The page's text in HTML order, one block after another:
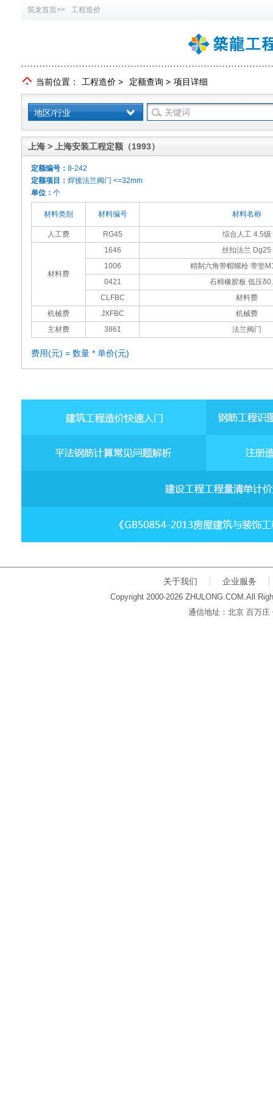
筑龙首页>> 工程造价
当前位置： 工程造价 > 定额查询 > 项目详细
地区/行业
上海 > 上海安装工程定额（1993）
定额编号： 8-242
定额项目： 焊接法兰阀门 <=32mm
单位： 个
材料类别 材料编号 材料名称
人工费 RG45 综合人工 4.5级
材料费
1646
丝扣法兰 Dg25
1006
精制六角带帽螺栓 带垫
0421
石棉橡胶板 低压
CLFBC
材料费
机械费
JXFBC
机械费
主材费
3861 法兰阀门
费用(元) = 数量 * 单价(元)
关于我们 企业服务
Copyright 2000-2026 ZHULONG.COM.All
通信地址：北京 百万